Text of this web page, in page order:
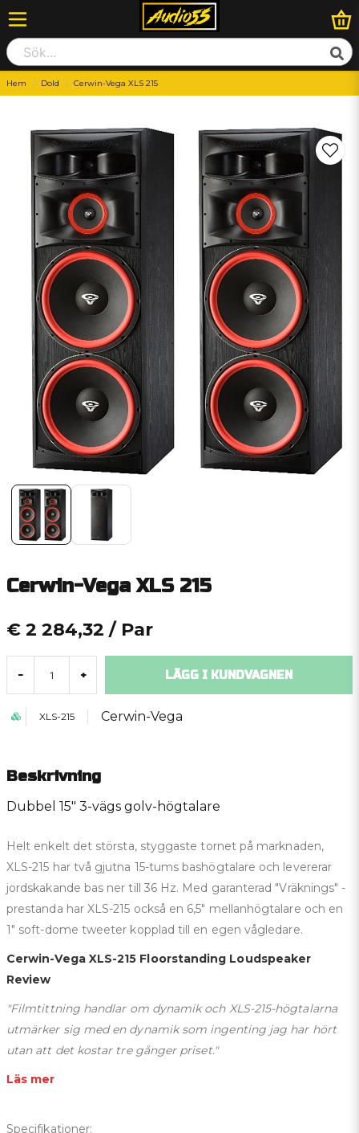
Hem Dold Cerwin-Vega XLS 215
Cerwin-Vega XLS 215
€ 2 284,32 / Par
- + LÄGG I KUNDVAGNEN
XLS-215 Cerwin-Vega
Beskrivning
Dubbel 15" 3-vägs golv-högtalare
Helt enkelt det största, styggaste tornet på marknaden,
XLS-215 har två gjutna 15-tums bashögtalare och levererar
jordskakande bas ner till 36 Hz. Med garanterad "Vräknings" -
prestanda har XLS-215 också en 6,5" mellanhögtalare och en
1" soft-dome tweeter kopplad till en egen vågledare.
Cerwin-Vega XLS-215 Floorstanding Loudspeaker
Review
"Filmtittning handlar om dynamik och XLS-215-högtalarna
utmärker sig med en dynamik som ingenting jag har hört
utan att det kostar tre gånger priset."
Läs mer
Specifikationer: